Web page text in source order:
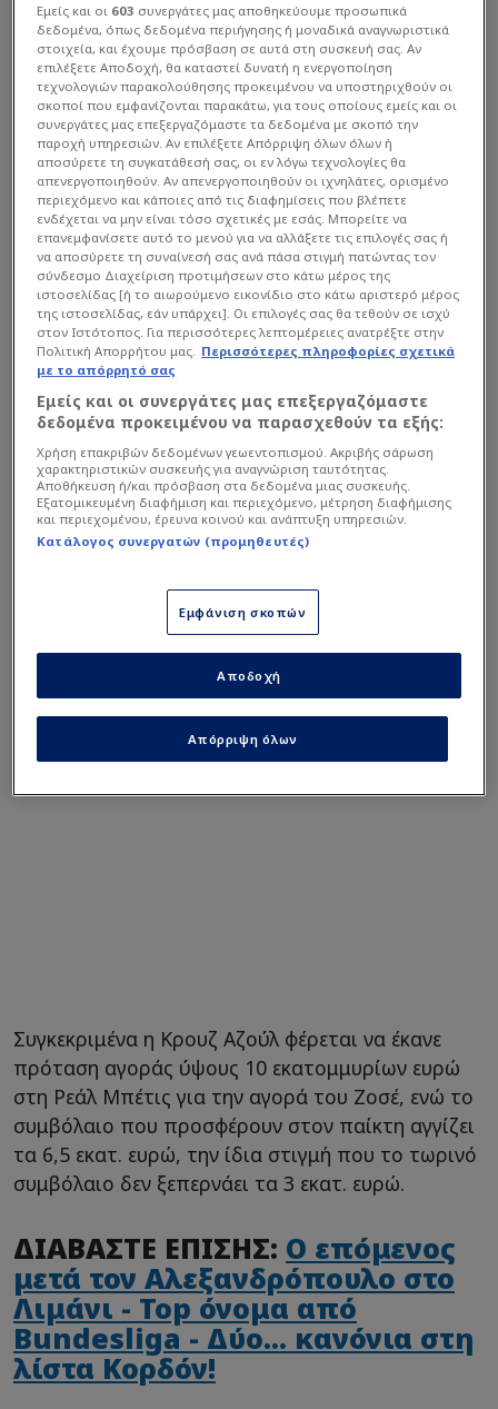
Μάλιστα δημοσίευμα αναφέρει πως οι Μεξικανοί
δίνουν... τρελά λεφτά στον Βραζιλιάνο σέντερ φορ
για να αποσπάσουν την υπογραφή του.
Συγκεκριμένα η Κρουζ Αζούλ φέρεται να έκανε
πρόταση αγοράς ύψους 10 εκατομμυρίων ευρώ
στη Ρεάλ Μπέτις για την αγορά του Ζοσέ, ενώ το
συμβόλαιο που προσφέρουν στον παίκτη αγγίζει
τα 6,5 εκατ. ευρώ, την ίδια στιγμή που το τωρινό
συμβόλαιο δεν ξεπερνάει τα 3 εκατ. ευρώ.
ΔΙΑΒΑΣΤΕ ΕΠΙΣΗΣ: Ο επόμενος
μετά τον Αλεξανδρόπουλο στο
Λιμάνι - Top όνομα από
Bundesliga - Δύο... κανόνια στη
λίστα Κορδόν!
Εμείς και οι 603 συνεργάτες μας αποθηκεύουμε προσωπικά
δεδομένα, όπως δεδομένα περιήγησης ή μοναδικά αναγνωριστικά
στοιχεία, και έχουμε πρόσβαση σε αυτά στη συσκευή σας. Αν
επιλέξετε Αποδοχή, θα καταστεί δυνατή η ενεργοποίηση
τεχνολογιών παρακολούθησης προκειμένου να υποστηριχθούν οι
σκοποί που εμφανίζονται παρακάτω, για τους οποίους εμείς και οι
συνεργάτες μας επεξεργαζόμαστε τα δεδομένα με σκοπό την
παροχή υπηρεσιών. Αν επιλέξετε Απόρριψη όλων όλων ή
αποσύρετε τη συγκατάθεσή σας, οι εν λόγω τεχνολογίες θα
απενεργοποιηθούν. Αν απενεργοποιηθούν οι ιχνηλάτες, ορισμένο
περιεχόμενο και κάποιες από τις διαφημίσεις που βλέπετε
ενδέχεται να μην είναι τόσο σχετικές με εσάς. Μπορείτε να
επανεμφανίσετε αυτό το μενού για να αλλάξετε τις επιλογές σας ή
να αποσύρετε τη συναίνεσή σας ανά πάσα στιγμή πατώντας τον
σύνδεσμο Διαχείριση προτιμήσεων στο κάτω μέρος της
ιστοσελίδας [ή το αιωρούμενο εικονίδιο στο κάτω αριστερό μέρος
της ιστοσελίδας, εάν υπάρχει]. Οι επιλογές σας θα τεθούν σε ισχύ
στον Ιστότοπος. Για περισσότερες λεπτομέρειες ανατρέξτε στην
Πολιτική Απορρήτου μας. Περισσότερες πληροφορίες σχετικά
με το απόρρητό σας
Εμείς και οι συνεργάτες μας επεξεργαζόμαστε
δεδομένα προκειμένου να παρασχεθούν τα εξής:
Χρήση επακριβών δεδομένων γεωεντοπισμού. Ακριβής σάρωση
χαρακτηριστικών συσκευής για αναγνώριση ταυτότητας.
Αποθήκευση ή/και πρόσβαση στα δεδομένα μιας συσκευής.
Εξατομικευμένη διαφήμιση και περιεχόμενο, μέτρηση διαφήμισης
και περιεχομένου, έρευνα κοινού και ανάπτυξη υπηρεσιών.
Κατάλογος συνεργατών (προμηθευτές)
Εμφάνιση σκοπών
Απόρριψη όλων
Αποδοχή